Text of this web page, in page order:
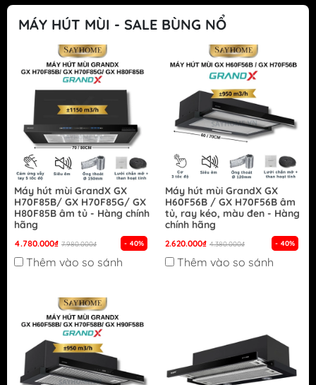
MÁY HÚT MÙI - SALE BÙNG NỔ
Máy hút mùi GrandX GX
H70F85B/ GX H70F85G/ GX
H80F85B âm tủ - Hàng chính
hãng
4.780.000₫ 7.980.000₫ - 40%
Thêm vào so sánh
Máy hút mùi GrandX GX
H60F56B / GX H70F56B âm
tủ, ray kéo, màu đen - Hàng
chính hãng
2.620.000₫ 4.380.000₫ - 40%
Thêm vào so sánh